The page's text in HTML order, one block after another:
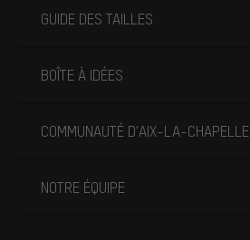
GUIDE DES TAILLES
BOÎTE À IDÉES
COMMUNAUTÉ D'AIX-LA-CHAPELLE
NOTRE ÉQUIPE